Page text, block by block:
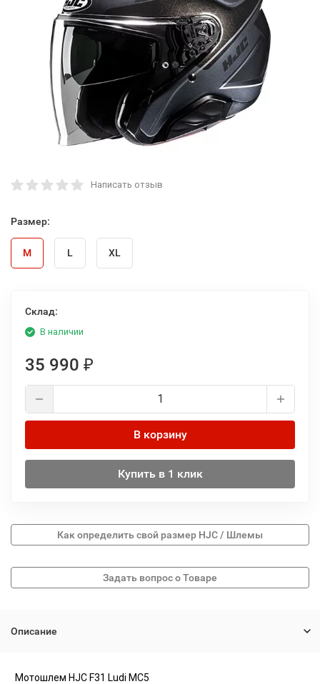
Написать отзыв
Размер:
M L XL
Склад:
В наличии
35 990 ₽
В корзину
Купить в 1 клик
Как определить свой размер HJC / Шлемы
Описание
Мотошлем HJC F31 Ludi MC5